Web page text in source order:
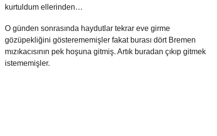
kurtuldum ellerinden…
O günden sonrasında haydutlar tekrar eve girme
gözüpekliğini gösterememişler fakat burası dört Bremen
mızıkacısının pek hoşuna gitmiş. Artık buradan çıkıp gitmek
istememişler.